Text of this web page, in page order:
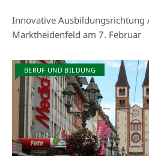
Innovative Ausbildungsrichtung
Marktheidenfeld am 7. Februar
BERUF UND BILDUNG